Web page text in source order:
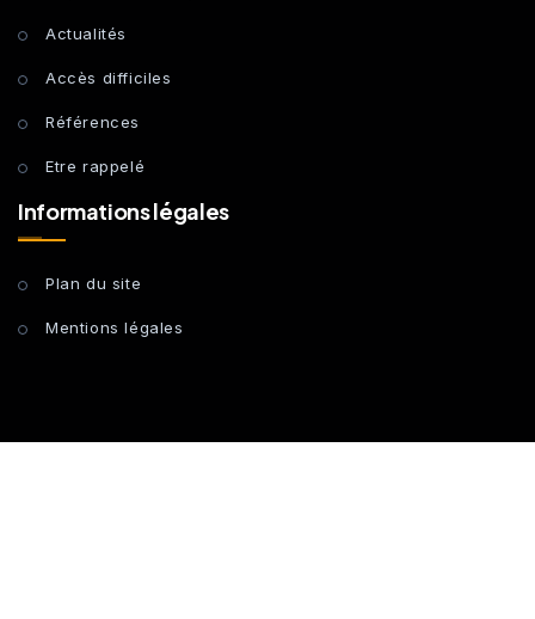
Actualités
Accès difficiles
Références
Etre rappelé
Informations légales
Plan du site
Mentions légales